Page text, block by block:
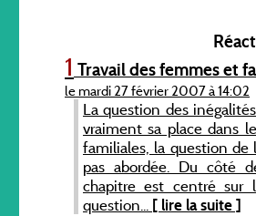
1 Travail des femmes et
le mardi 27 février 2007 à 14:02
La question des
vraiment sa place dans
familiales, la question de
pas abordée. Du côté
chapitre est centré sur
question... [ lire la suite ]